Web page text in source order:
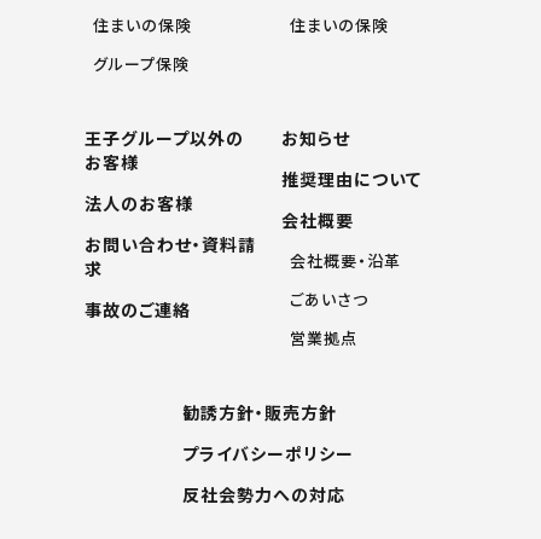
住まいの保険
グループ保険
住まいの保険
王子グループ以外の
お客様
法人のお客様
お問い合わせ・資料請
求
事故のご連絡
お知らせ
推奨理由について
会社概要
会社概要・沿革
ごあいさつ
営業拠点
勧誘方針・販売方針
プライバシーポリシー
反社会勢力への対応